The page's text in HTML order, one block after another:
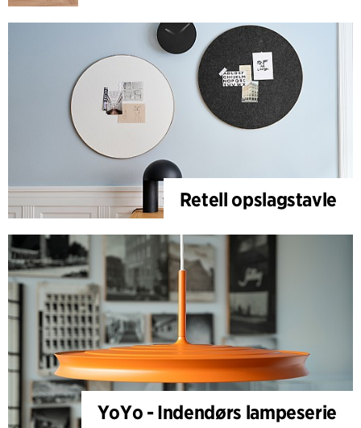
Retell opslagstavle
YoYo - Indendørs lampeserie